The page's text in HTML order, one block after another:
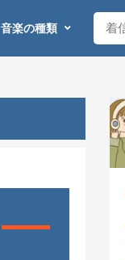
音楽の種類